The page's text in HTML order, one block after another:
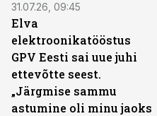
31.07.26, 09:45
Elva
elektroonikatööstus
GPV Eesti sai uue juhi
ettevõtte seest.
„Järgmise sammu
astumine oli minu jaoks